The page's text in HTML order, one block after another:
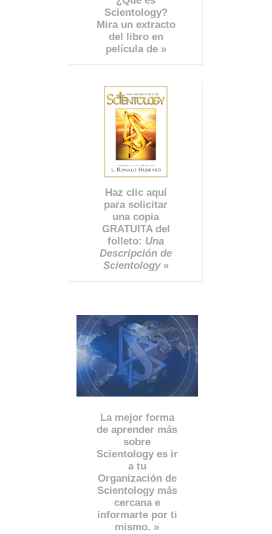
Scientology?
Mira un extracto
del libro en
película de »
Haz clic aquí
para solicitar
una copia
GRATUITA del
folleto: Una
Descripción de
Scientology»
La mejor forma
de aprender más
sobre
Scientology es ir
a tu
Organización de
Scientology más
cercana e
informarte por ti
mismo. »